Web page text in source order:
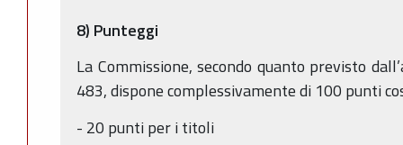
8) Punteggi
La Commissione, secondo quanto previsto
483, dispone complessivamente di 100 punti
- 20 punti per i titoli